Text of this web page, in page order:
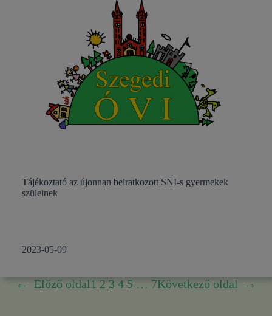
Tájékoztató az újonnan beiratkozott SNI-s gyermekek
szüleinek
2023-05-09
← Előző oldal1 2 3 4 5 … 7Következő oldal →